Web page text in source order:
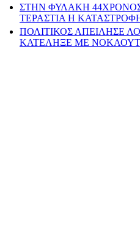
ΣΤΗΝ ΦΥΛΑΚΗ
ΤΕΡΑΣΤΙΑ Η
ΠΟΛΙΤΙΚΟΣ ΑΠΕΙΛΗΣΕ
ΚΑΤΕΛΗΞΕ ΜΕ ΝΟΚΑΟΥΤ